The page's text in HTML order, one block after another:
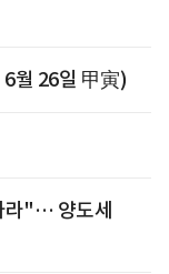
월 26일 甲寅)
라"… 양도세